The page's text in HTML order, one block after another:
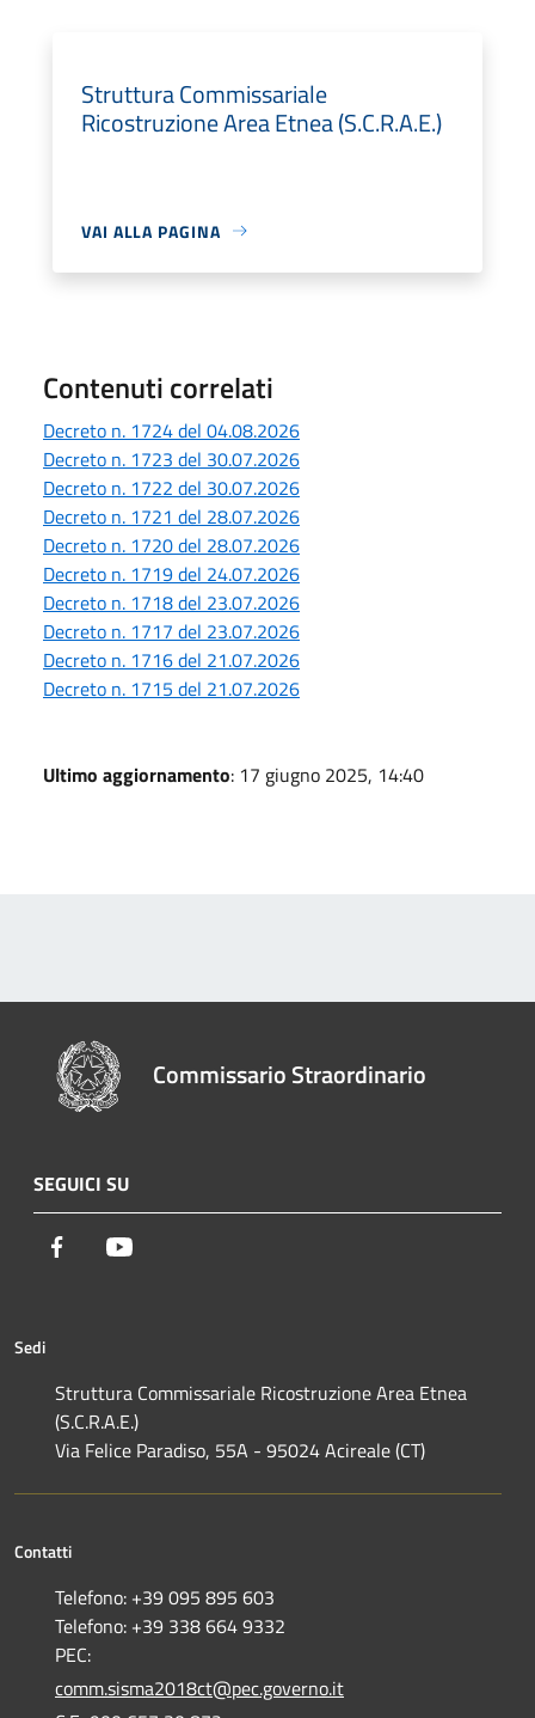
Struttura Commissariale
Ricostruzione Area Etnea (S.C.R.A.E.)
VAI ALLA PAGINA
Contenuti correlati
Decreto n. 1724 del 04.08.2026
Decreto n. 1723 del 30.07.2026
Decreto n. 1722 del 30.07.2026
Decreto n. 1721 del 28.07.2026
Decreto n. 1720 del 28.07.2026
Decreto n. 1719 del 24.07.2026
Decreto n. 1718 del 23.07.2026
Decreto n. 1717 del 23.07.2026
Decreto n. 1716 del 21.07.2026
Decreto n. 1715 del 21.07.2026
Ultimo aggiornamento: 17 giugno 2025, 14:40
Commissario Straordinario
SEGUICI SU
Facebook
Sedi
Struttura Commissariale Ricostruzione Area Etnea
(S.C.R.A.E.)
Via Felice Paradiso, 55A - 95024 Acireale (CT)
Contatti
Telefono: +39 095 895 603
Telefono: +39 338 664 9332
PEC:
comm.sisma2018ct@pec.governo.it